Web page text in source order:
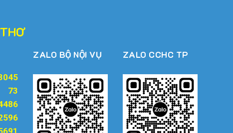
73
ZALO BỘ NỘI VỤ ZALO CCHC TP